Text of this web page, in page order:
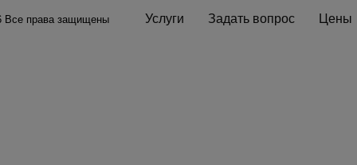
Все права защищены Услуги Задать вопрос Цены